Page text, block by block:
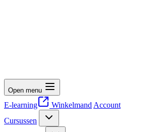
Open menu
E-learning Winkelmand Account
Cursussen